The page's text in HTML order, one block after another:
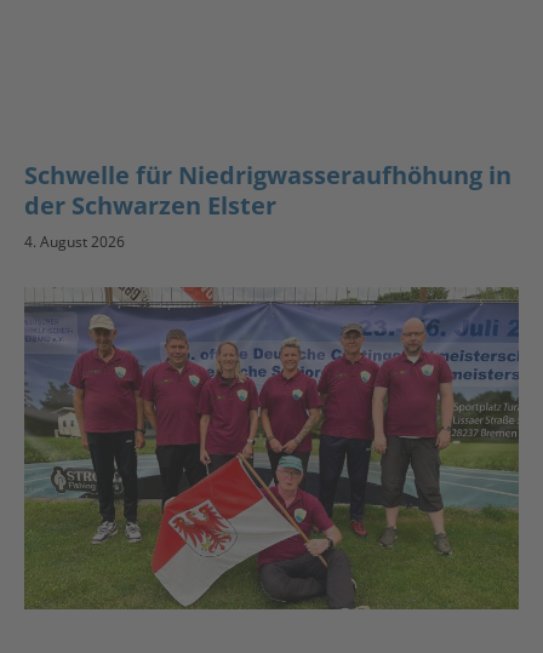
Schwelle für Niedrigwasseraufhöhung in
der Schwarzen Elster
4. August 2026